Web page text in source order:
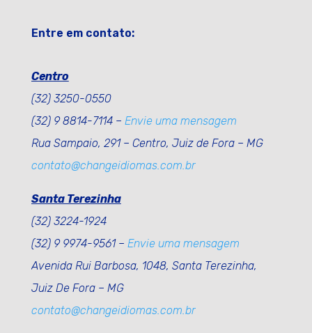
Entre em contato:
Centro
(32) 3250-0550
(32) 9 8814-7114 – Envie uma mensagem
Rua Sampaio, 291 – Centro, Juiz de Fora – MG
contato@changeidiomas.com.br
Santa Terezinha
(32) 3224-1924
(32) 9 9974-9561 – Envie uma mensagem
Avenida Rui Barbosa, 1048, Santa Terezinha,
Juiz De Fora – MG
contato@changeidiomas.com.br